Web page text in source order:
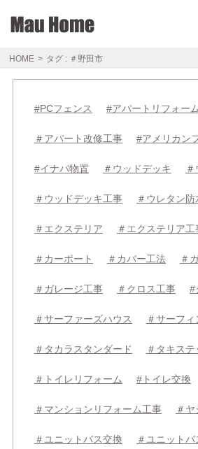
HOME > タグ : ＃野田市
#PCフェンス #アパートリフォーム
＃アパート改修工事 #アメリカン
#イナバ物置 ＃ウッドデッキ
＃ウッドデッキ工事 ＃ウレタン防
＃エクステリア ＃エクステリア工
＃カーポート ＃カバー工法 ＃
＃ガレージ工事 ＃クロス工事 #
＃サーファーズハウス ＃サーフィ
＃タカラスタンダード ＃タキステ
＃トイレリフォーム #トイレ交換
＃マンションリフォーム工事 ＃
＃ユニットバス交換 ＃ユニット